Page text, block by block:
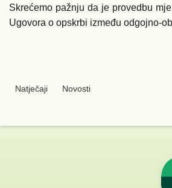
Skrećemo pažnju da je provedbu
Ugovora o opskrbi između odgojno-
Natječaji Novosti